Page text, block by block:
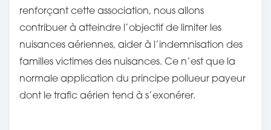
renforçant cette association, nous allons
contribuer à atteindre l’objectif de limiter les
nuisances aériennes, aider à l’indemnisation des
familles victimes des nuisances. Ce n’est que la
normale application du principe pollueur payeur
dont le trafic aérien tend à s’exonérer.